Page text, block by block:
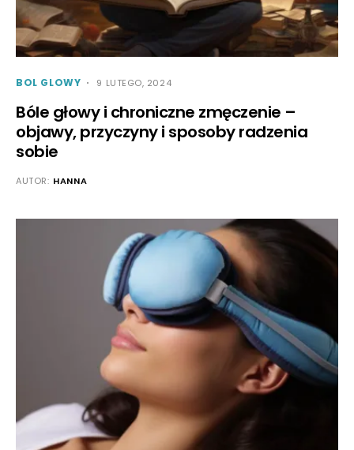
BOL GLOWY 9 LUTEGO, 2024
Bóle głowy i chroniczne zmęczenie –
objawy, przyczyny i sposoby radzenia
sobie
AUTOR: HANNA